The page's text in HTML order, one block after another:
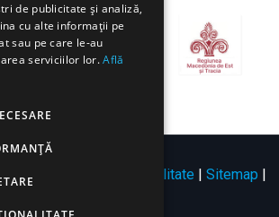
| Politica de confidențialitate | Sitemap |
GERMAN
ROMANIAN
de publicitate și analiză,
cu alte informații pe
sau pe care le-au
serviciilor lor.Află